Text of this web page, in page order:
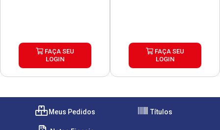
FAÇA SEU
LOGIN
FAÇA SEU
LOGIN
Meus Pedidos Títulos